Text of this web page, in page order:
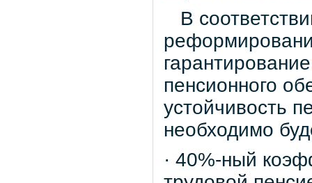
В
пенсионного
устойчивость
необходимо
· 40%-ный